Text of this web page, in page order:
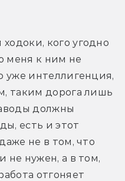
кого угодно
меня к ним не
уже интеллигенция,
таким дорога лишь
должны
есть и этот
не в том, что
не нужен, а в том,
отгоняет